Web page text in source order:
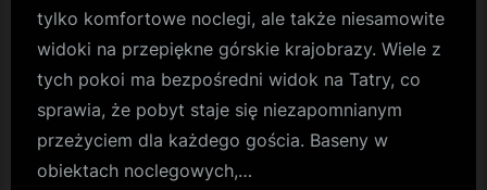
tylko komfortowe noclegi, ale także niesamowite
widoki na przepiękne górskie krajobrazy. Wiele z
tych pokoi ma bezpośredni widok na Tatry, co
sprawia, że pobyt staje się niezapomnianym
przeżyciem dla każdego gościa. Baseny w
obiektach noclegowych,…